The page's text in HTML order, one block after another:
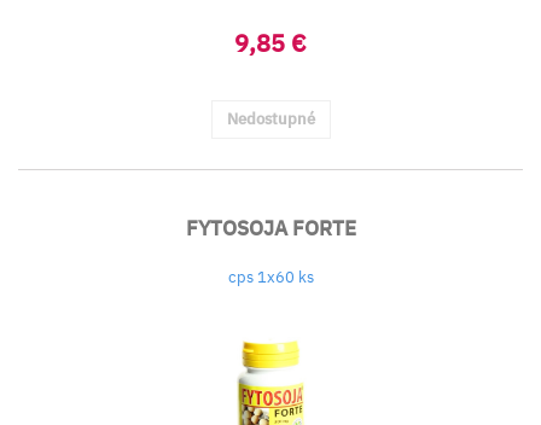
9,85 €
Nedostupné
FYTOSOJA FORTE
cps 1x60 ks